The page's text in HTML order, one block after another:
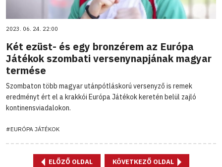
2023. 06. 24. 22:00
Két ezüst- és egy bronzérem az Európa
Játékok szombati versenynapjának magyar
termése
Szombaton több magyar utánpótláskorú versenyző is remek
eredményt ért el a krakkói Európa Játékok keretén belül zajló
kontinensviadalokon.
#EURÓPA JÁTÉKOK
ELŐZŐ OLDAL KÖVETKEZŐ OLDAL